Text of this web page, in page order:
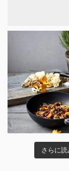
さらに